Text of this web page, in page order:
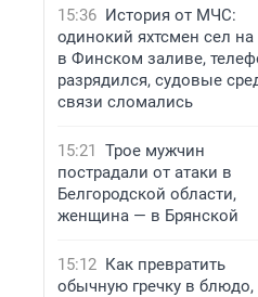
15:36 История от МЧС:
одинокий яхтсмен сел
в Финском заливе,
разрядился, судовые
связи сломались
15:21 Трое мужчин
пострадали от атаки в
Белгородской области,
женщина — в Брянской
15:12 Как превратить
обычную гречку в блюдо,